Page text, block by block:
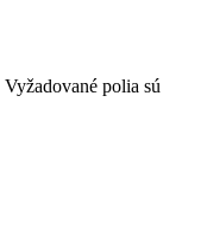
Vyžadované polia sú